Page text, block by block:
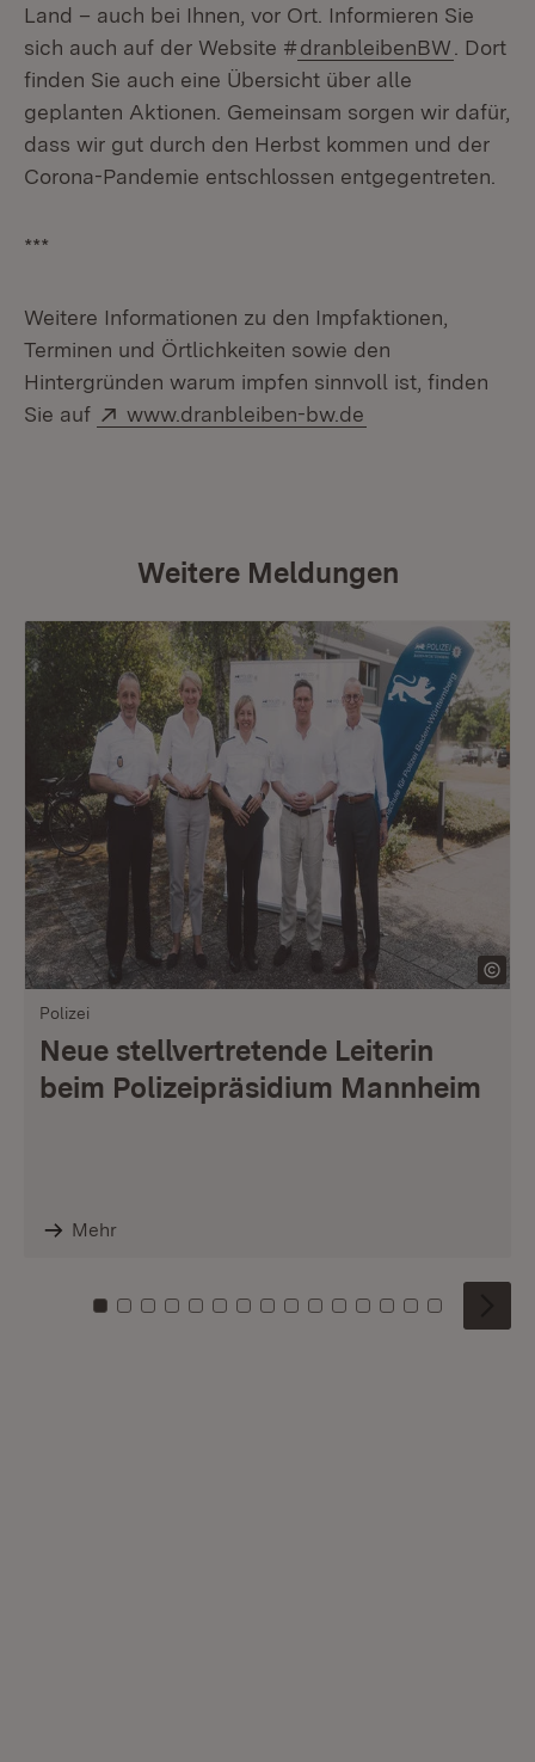
Land – auch bei Ihnen, vor Ort. Informieren Sie
sich auch auf der Website #dranbleibenBW
. Dort
finden Sie auch eine Übersicht über alle
geplanten Aktionen. Gemeinsam sorgen wir dafür,
dass wir gut durch den Herbst kommen und der
Corona-Pandemie entschlossen entgegentreten.
***
Weitere Informationen zu den Impfaktionen,
Terminen und Örtlichkeiten sowie den
Hintergründen warum impfen sinnvoll ist, finden
Sie auf
Extern:
www.dranbleiben-bw.de
Weitere Meldungen
Polizei
Neue stellvertretende Leiterin
beim Polizeipräsidium Mannheim
Mehr
Zu Kachel: 0
Zu Kachel: 1
Zu Kachel: 2
Zu Kachel: 3
Zu Kachel: 4
Zu Kachel: 5
Zu Kachel: 6
Zu Kachel: 7
Zu Kachel: 8
Zu Kachel: 9
Zu Kachel: 10
Zu Kachel: 11
Zu Kachel: 12
Zu Kachel:
Zu